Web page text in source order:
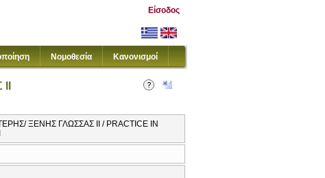
Είσοδος
Νομοθεσία Κανονισμοί
ΞΕΝΗΣ ΓΛΩΣΣΑΣ ΙΙ / PRACTICE IN